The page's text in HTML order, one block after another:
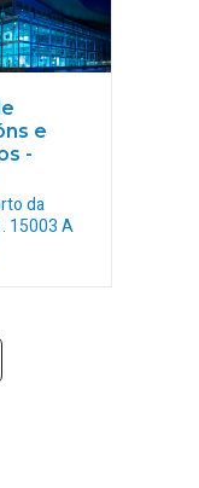
e
-
da
15003A